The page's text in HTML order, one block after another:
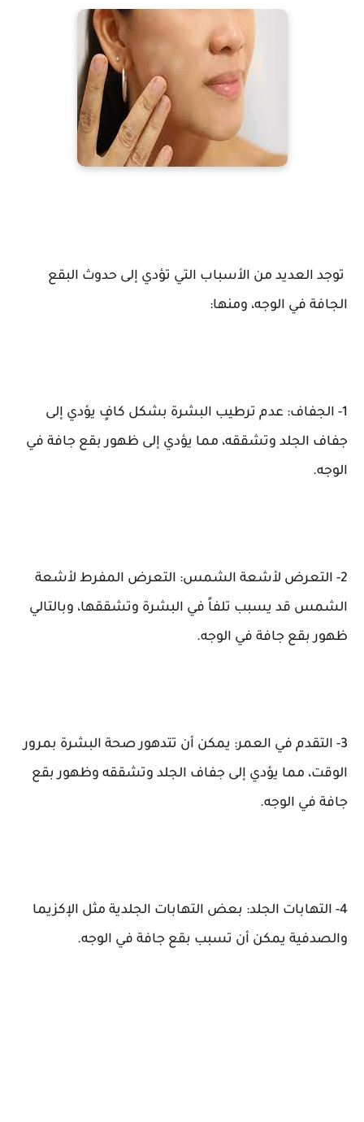
توجد العديد من الأسباب التي تؤدي إلى حدوث البقع
الجافة في الوجه، ومنها:
1- الجفاف: عدم ترطيب البشرة بشكل كافٍ يؤدي إلى
جفاف الجلد وتشققه، مما يؤدي إلى ظهور بقع جافة في
الوجه.
2- التعرض لأشعة الشمس: التعرض المفرط لأشعة
الشمس قد يسبب تلفاً في البشرة وتشققها، وبالتالي
ظهور بقع جافة في الوجه.
3- التقدم في العمر: يمكن أن تتدهور صحة البشرة بمرور
الوقت، مما يؤدي إلى جفاف الجلد وتشققه وظهور بقع
جافة في الوجه.
4- التهابات الجلد: بعض التهابات الجلدية مثل الإكزيما
والصدفية يمكن أن تسبب بقع جافة في الوجه.